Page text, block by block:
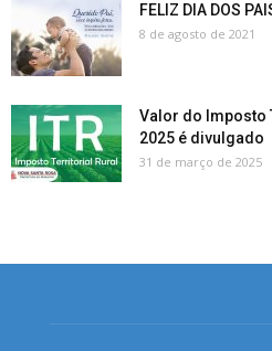
FELIZ DIA DOS
8 de agosto de 2021
Valor do Imposto
2025 é divulgado
31 de março de 2025